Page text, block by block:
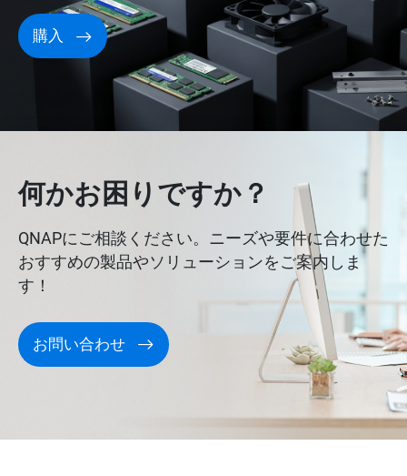
購入
何かお困りですか？
QNAPにご相談ください。ニーズや要件に合わせた
おすすめの製品やソリューションをご案内しま
す！
お問い合わせ